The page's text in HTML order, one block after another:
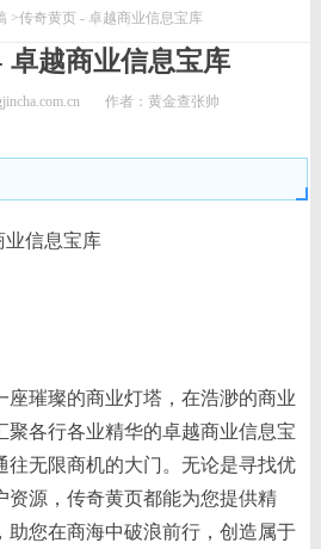
>传奇黄页 - 卓越商业信息宝库
卓越商业信息宝库
作者：黄金查张帅
信息宝库
璀璨的商业灯塔，在浩渺的商业
聚各行各业精华的卓越商业信息宝
往无限商机的大门。无论是寻找优
资源，传奇黄页都能为您提供精
助您在商海中破浪前行，创造属于